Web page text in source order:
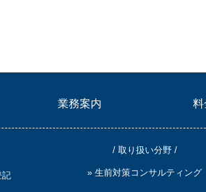
業務案内 料
/ 取り扱い分野 /
記 » 生前対策コンサルティング